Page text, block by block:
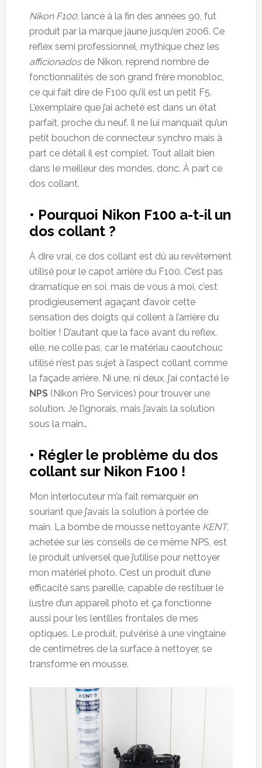
Nikon F100, lancé à la fin des années 90, fut
produit par la marque jaune jusqu’en 2006. Ce
reflex semi professionnel, mythique chez les
afficionadosde Nikon, reprend nombre de
fonctionnalités de son grand frère monobloc,
ce qui fait dire de F100 qu’il est un petit F5.
L’exemplaire que j’ai acheté est dans un état
parfait, proche du neuf. Il ne lui manquait qu’un
petit bouchon de connecteur synchro mais à
part ce détail il est complet. Tout allait bien
dans le meilleur des mondes, donc. À part ce
dos collant.
• Pourquoi Nikon F100 a-t-il un
dos collant ?
À dire vrai, ce dos collant est dû au revêtement
utilisé pour le capot arrière du F100. C’est pas
dramatique en soi, mais de vous à moi, c’est
prodigieusement agaçant d’avoir cette
sensation des doigts qui collent à l’arrière du
boîtier ! D’autant que la face avant du reflex,
elle, ne colle pas, car le matériau caoutchouc
utilisé n’est pas sujet à l’aspect collant comme
la façade arrière. Ni une, ni deux, j’ai contacté le
NPS(Nikon Pro Services) pour trouver une
solution. Je l’ignorais, mais j’avais la solution
sous la main…
• Régler le problème du dos
collant sur Nikon F100 !
Mon interlocuteur m’a fait remarquer en
souriant que j’avais la solution à portée de
main. La bombe de mousse nettoyante KENT,
achetée sur les conseils de ce même NPS, est
le produit universel que j’utilise pour nettoyer
mon matériel photo. C’est un produit d’une
efficacité sans pareille, capable de restituer le
lustre d’un appareil photo et ça fonctionne
aussi pour les lentilles frontales de mes
optiques. Le produit, pulvérisé à une vingtaine
de centimètres de la surface à nettoyer, se
transforme en mousse.